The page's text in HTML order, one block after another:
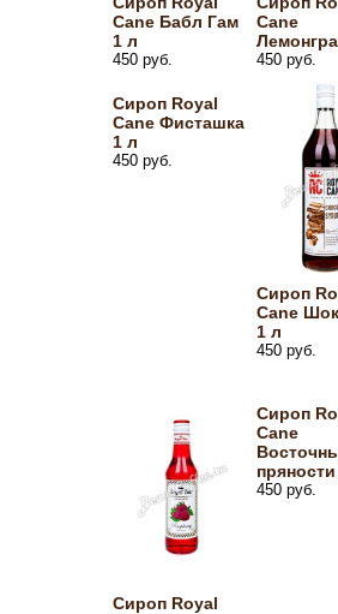
Cane Бабл Гам
1 л
450 руб.
Cane
450 руб.
Сироп Royal
Cane Фисташка
1 л
450 руб.
Сироп
Cane
1 л
450 руб.
Сироп Royal
Сироп
Cane
450 руб.